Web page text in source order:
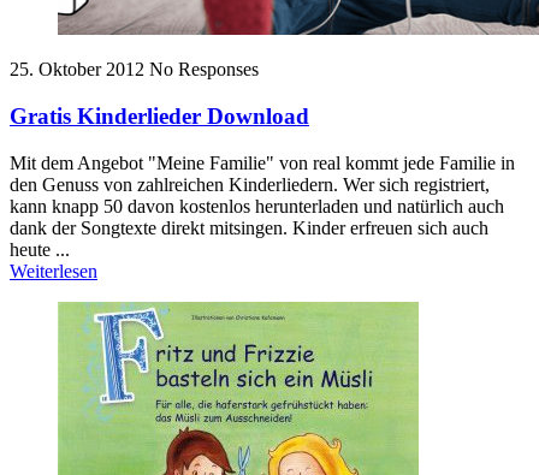
25. Oktober 2012 No Responses
Gratis Kinderlieder Download
Mit dem Angebot "Meine Familie" von real kommt jede Familie in
den Genuss von zahlreichen Kinderliedern. Wer sich registriert,
kann knapp 50 davon kostenlos herunterladen und natürlich auch
dank der Songtexte direkt mitsingen. Kinder erfreuen sich auch
heute ...
Weiterlesen